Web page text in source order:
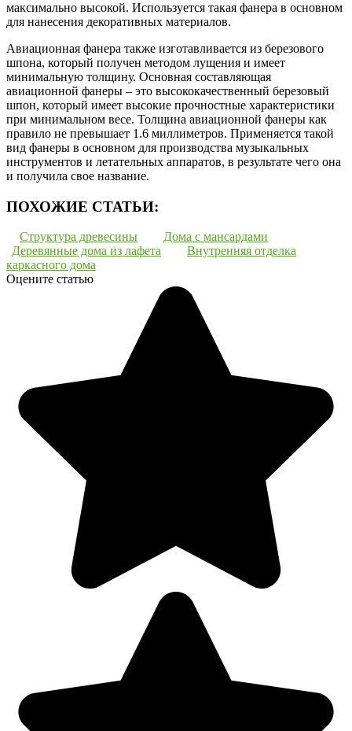
максимально высокой. Используется такая фанера в основном
для нанесения декоративных материалов.
Авиационная фанера также изготавливается из березового
шпона, который получен методом лущения и имеет
минимальную толщину. Основная составляющая
авиационной фанеры – это высококачественный березовый
шпон, который имеет высокие прочностные характеристики
при минимальном весе. Толщина авиационной фанеры как
правило не превышает 1.6 миллиметров. Применяется такой
вид фанеры в основном для производства музыкальных
инструментов и летательных аппаратов, в результате чего она
и получила свое название.
ПОХОЖИЕ СТАТЬИ:
Структура древесины
Дома с мансардами
Деревянные дома из лафета
Внутренняя отделка
каркасного дома
Оцените статью